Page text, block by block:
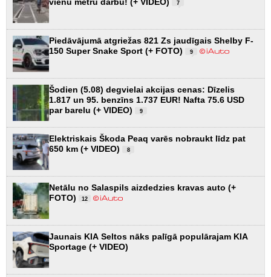
vienu metru darbu! (+ VIDEO) 7
Piedāvājumā atgriežas 821 Zs jaudīgais Shelby F-
150 Super Snake Sport (+ FOTO)
9
Šodien (5.08) degvielai akcijas cenas: Dīzelis
1.817 un 95. benzīns 1.737 EUR! Nafta 75.6 USD
par barelu (+ VIDEO)
9
Elektriskais Škoda Peaq varēs nobraukt līdz pat
650 km (+ VIDEO)
8
Netālu no Salaspils aizdedzies kravas auto (+
FOTO)
12
Jaunais KIA Seltos nāks palīgā populārajam KIA
Sportage (+ VIDEO)